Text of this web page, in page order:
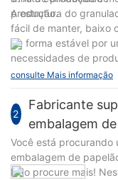
produção.
A estrutura do
fácil de manter, baixo
de forma estável por
necessidades de
empresas.
consulte Mais informação
2
Fabricante
embalagem
e eficiência
Você está procurando
embalagem de
Não procure mais!